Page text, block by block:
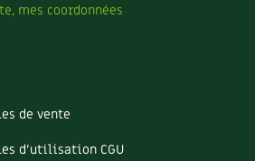
mes coordonnées
de vente
d’utilisation CGU